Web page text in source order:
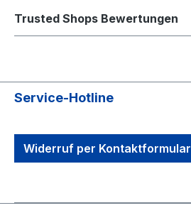
Trusted Shops Bewertungen
Service-Hotline
Widerruf per Kontaktformular